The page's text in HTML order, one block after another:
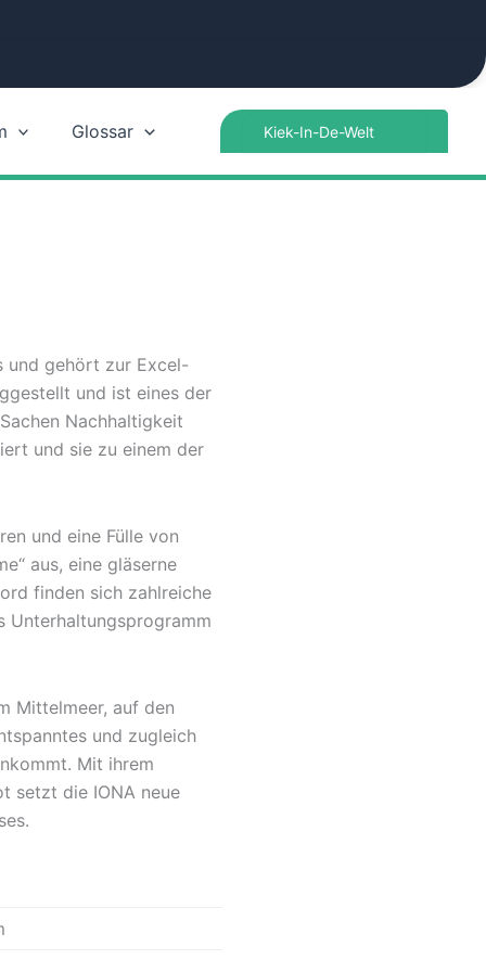
Glossar
und gehört zur Excel-
und ist eines der
Nachhaltigkeit
und sie zu einem der
und eine Fülle von
aus, eine gläserne
finden sich zahlreiche
Unterhaltungsprogramm
Mittelmeer, auf den
und zugleich
Mit ihrem
setzt die IONA neue